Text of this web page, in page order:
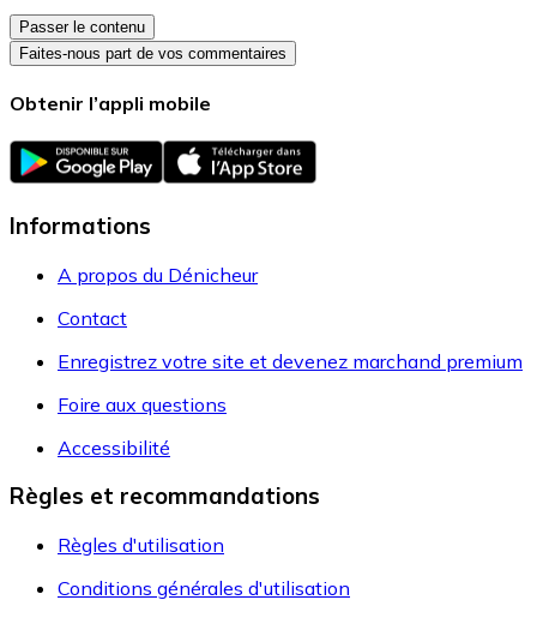
Passer le contenu
Faites-nous part de vos commentaires
Obtenir l’appli mobile
Informations
A propos du Dénicheur
Contact
Enregistrez votre site et devenez marchand premium
Foire aux questions
Accessibilité
Règles et recommandations
Règles d'utilisation
Conditions générales d'utilisation